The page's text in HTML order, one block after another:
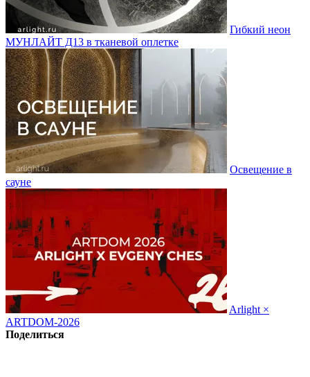
Гибкий неон
МУНЛАЙТ Д13 в тканевой оплетке
Освещение в
сауне
Arlight ×
ARTDOM-2026
Поделиться